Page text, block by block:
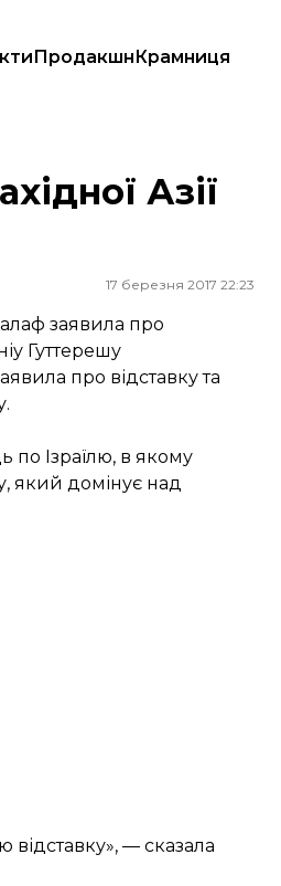
ПродакшнКрамниця
Азії
17 березня 2017 22:23
заявила про
Гуттерешу
про відставку та
Ізраїлю, в якому
який домінує над
відставку», — сказала